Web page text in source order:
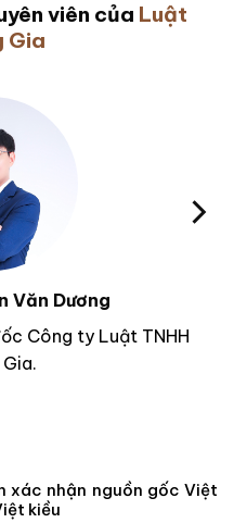
viên của Luật
Gia
Văn Dương
Công ty Luật TNHH
xác nhận nguồn gốc Việt
kiều